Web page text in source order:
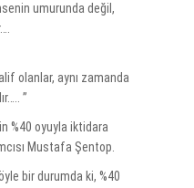
umurunda değil,
olanlar, aynı zamanda
”
%40 oyuyla iktidara
Mustafa Şentop.
bir durumda ki, %40